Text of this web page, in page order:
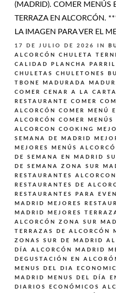
(MADRID). COMER MENÚS
TERRAZA EN ALCORCÓN.
LA IMAGEN PARA VER EL
17 DE JULIO DE 2026 IN
ALCORCÓN
CHULETA
CALIDAD PLANCHA
CHULETAS CHULETONES
TBONE MADURADA
COMER CENAR A LA
RESTAURANTE
COMER
ALCORCÓN
COMER MENÚ
ALCORCÓN
COMER
ALCORCON
COOKING
SEMANA DE MADRID
MEJORES MENÚS
DE SEMANA EN MADRID
DE SEMANA ZONA SUR
RESTAURANTES ALCORCON
RESTAURANTES DE
RESTAURANTES PARA
MADRID
MEJORES
MADRID
MEJORES
ALCORCÓN ZONA SUR
TERRAZAS DE ALCORCÓN
ZONAS SUR DE MADRID
DÍA ALCORCÓN MADRID
DEGUSTACIÓN EN
MENUS DEL DIA
MADRID
MENUS DEL DÍA
DIARIOS ECONÓMICOS